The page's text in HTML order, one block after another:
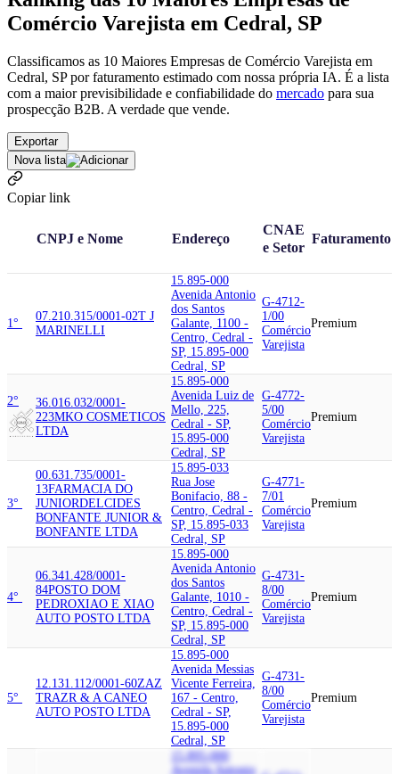
Comércio Varejista em Cedral, SP
Classificamos as 10 Maiores Empresas de Comércio Varejista em
Cedral, SP por faturamento estimado com nossa própria IA. É a lista
com a maior previsibilidade e confiabilidade do mercado para sua
prospecção B2B. A verdade que vende.
Exportar
Nova lista
Copiar link
CNPJ e Nome Endereço
CNAE
e Setor
Faturamento
1°
07.210.315/0001-02T J
MARINELLI
15.895-000
Avenida Antonio
dos Santos
Galante, 1100 -
Centro, Cedral -
SP, 15.895-000
Cedral, SP
G-4712-
1/00
Comércio
Varejista
Premium
2°
36.016.032/0001-
223MKO COSMETICOS
LTDA
15.895-000
Avenida Luiz de
Mello, 225,
Cedral - SP,
15.895-000
Cedral, SP
G-4772-
5/00
Comércio
Varejista
Premium
3°
00.631.735/0001-
13FARMACIA DO
JUNIORDELCIDES
BONFANTE JUNIOR &
BONFANTE LTDA
15.895-033
Rua Jose
Bonifacio, 88 -
Centro, Cedral -
SP, 15.895-033
Cedral, SP
G-4771-
7/01
Comércio
Varejista
Premium
4°
06.341.428/0001-
84POSTO DOM
PEDROXIAO E XIAO
AUTO POSTO LTDA
15.895-000
Avenida Antonio
dos Santos
Galante, 1010 -
Centro, Cedral -
SP, 15.895-000
Cedral, SP
G-4731-
8/00
Comércio
Varejista
Premium
5°
12.131.112/0001-60ZAZ
TRAZR & A CANEO
AUTO POSTO LTDA
15.895-000
Avenida Messias
Vicente Ferreira,
167 - Centro,
Cedral - SP,
15.895-000
Cedral, SP
G-4731-
8/00
Comércio
Varejista
Premium
15.895-000
Avenida Antonio